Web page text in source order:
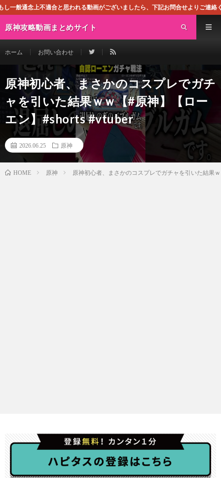
思われる動画がございましたら、下記お問合せよりご連絡ください。即刻
原神攻略動画まとめサイト
ホーム お問い合わせ
原神初心者、まさかのコスプレでガチ
ャを引いた結果ｗｗ【#原神】【ロー
エン】#shorts #vtuber
2026.06.25 原神
HOME 原神 原神初心者、まさかのコスプレでガチャを引いた結果